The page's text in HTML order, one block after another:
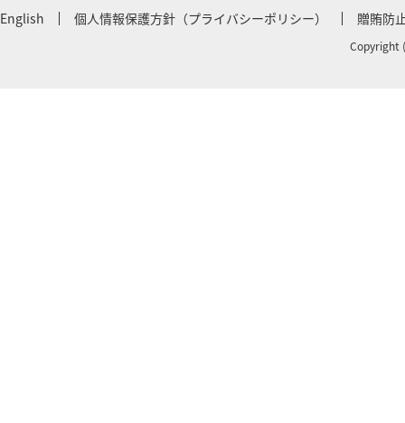
English 個人情報保護方針（プライバシーポリシー） 贈賄防
Copyright